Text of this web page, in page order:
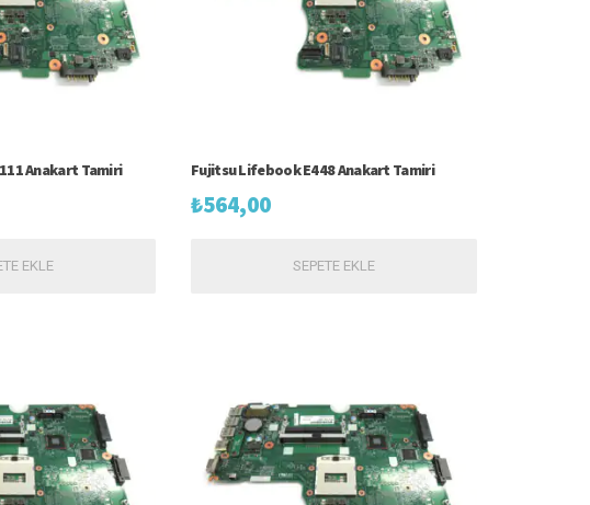
Anakart Tamiri
EKLE
Fujitsu Lifebook E448 Anakart Tamiri
₺564,00
SEPETE EKLE